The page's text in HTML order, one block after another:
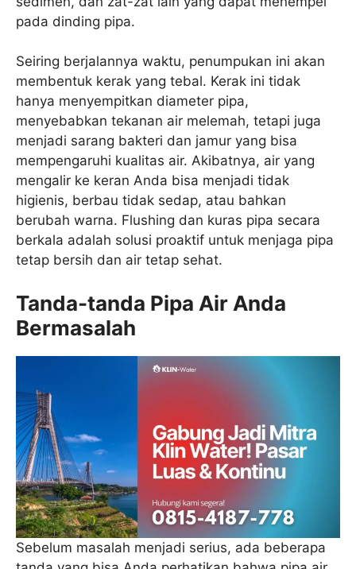
pada dinding pipa.
Seiring berjalannya waktu, penumpukan ini akan
membentuk kerak yang tebal. Kerak ini tidak
hanya menyempitkan diameter pipa,
menyebabkan tekanan air melemah, tetapi juga
menjadi sarang bakteri dan jamur yang bisa
mempengaruhi kualitas air. Akibatnya, air yang
mengalir ke keran Anda bisa menjadi tidak
higienis, berbau tidak sedap, atau bahkan
berubah warna. Flushing dan kuras pipa secara
berkala adalah solusi proaktif untuk menjaga pipa
tetap bersih dan air tetap sehat.
Tanda-tanda Pipa Air Anda
Bermasalah
Sebelum masalah menjadi serius, ada beberapa